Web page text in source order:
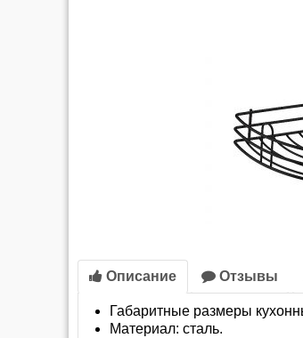
Описание Отзывы
Габаритные размеры
Материал: сталь.